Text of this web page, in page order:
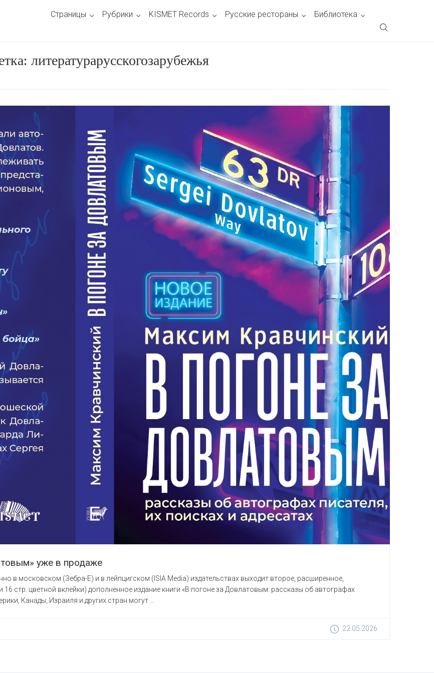
Страницы Рубрики KISMET Records Русские рестораны Библиотека
литературарусскогозарубежья
уже в продаже
в московском (Зебра-Е) и в лейпцигском (ISIA Media) издательствах выходит второе, расширенное,
стр. цветной вклейки) дополненное издание книги «В погоне за Довлатовым: рассказы об автографах
Канады, Израиля и других стран могут ...
22.05.2026